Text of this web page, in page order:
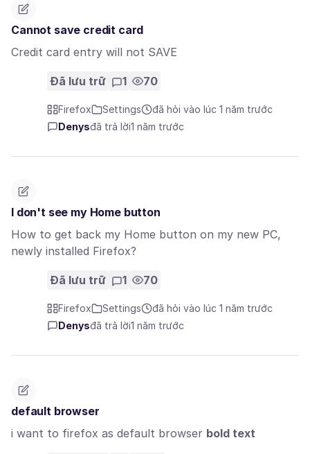
Cannot save credit card
Credit card entry will not SAVE
Đã lưu trữ 1 70
Firefox Settings
đã hỏi vào lúc 1 năm trước
Denysđã trả lời1 năm trước
I don't see my Home button
How to get back my Home button on my new PC,
newly installed Firefox?
Đã lưu trữ 1 70
Firefox Settings
đã hỏi vào lúc 1 năm trước
Denysđã trả lời1 năm trước
default browser
i want to firefox as default browser bold text